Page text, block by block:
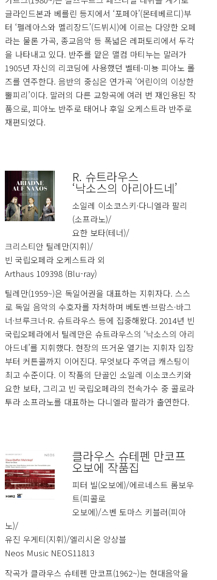
글라인드본과 베를린 등지에서 ‘포페아’(몬테베르디)부
터 ‘펠레아스와 멜리장드’(드뷔시)에 이르는 다양한 오페
라는 물론 가곡, 종교음악 등 폭넓은 레퍼토리에서 두각
을 나타내고 있다. 반주를 맡은 맬컴 마티누는 말러가
1905년 자신의 리코딩에 사용했던 벨테-미뇽 피아노 롤
즈를 연주한다. 음반의 중심은 연가곡 ‘어린이의 이상한
뿔피리’이다. 말러의 다른 교향곡에 여러 번 재인용된 작
품으로, 피아노 반주로 태어나 후일 오케스트라 반주로
재편되었다.
R. 슈트라우스
‘낙소스의 아리아드네’
소일레 이소코스키·다니엘라 팔리
(소프라노)/
요한 보타(테너)/
크리스티안 틸레만(지휘)/
빈 국립오페라 오케스트라 외
Arthaus 109398 (Blu-ray)
틸레만(1959~)은 독일어권을 대표하는 지휘자다. 스스
로 독일 음악의 수호자를 자처하며 베토벤·브람스·바그
너·브루크너·R. 슈트라우스 등에 집중해왔다. 2014년 빈
국립오페라에서 틸레만은 슈트라우스의 ‘낙소스의 아리
아드네’를 지휘했다. 현장의 뜨거운 열기는 지휘자 입장
부터 커튼콜까지 이어진다. 무엇보다 주역급 캐스팅이
최고 수준이다. 이 작품의 단골인 소일레 이소코스키와
요한 보타, 그리고 빈 국립오페라의 전속가수 중 콜로라
투라 소프라노를 대표하는 다니엘라 팔라가 출연한다.
클라우스 슈테펜 만코프
오보에 작품집
피터 빌(오보에)/에르네스트 롬보우
트(피콜로
오보에)/스벤 토마스 키블러(피아
노)/
유진 우게티(지휘)/엘리시온 앙상블
Neos Music NEOS11813
작곡가 클라우스 슈테펜 만코프(1962~)는 현대음악을